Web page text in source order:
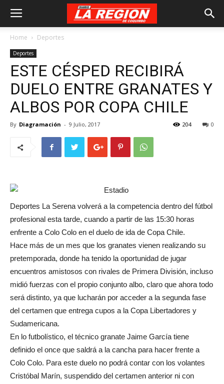
Home Deportes
Deportes
ESTE CÉSPED RECIBIRÁ
DUELO ENTRE GRANATES Y
ALBOS POR COPA CHILE
By Diagramación - 9 Julio, 2017 0
204
Deportes La Serena volverá a la competencia dentro del fútbol
profesional esta tarde, cuando a partir de las 15:30 horas
enfrente a Colo Colo en el duelo de ida de Copa Chile.
Hace más de un mes que los granates vienen realizando su
pretemporada, donde ha tenido la oportunidad de jugar
encuentros amistosos con rivales de Primera División, incluso
midió fuerzas con el propio conjunto albo, claro que ahora todo
será distinto, ya que lucharán por acceder a la segunda fase
del certamen que entrega cupos a la Copa Libertadores y
Sudamericana.
En lo futbolístico, el técnico granate Jaime García tiene
definido el once que saldrá a la cancha para hacer frente a
Colo Colo. Para este duelo no podrá contar con los volantes
Cristóbal Marín, suspendido del certamen anterior ni con